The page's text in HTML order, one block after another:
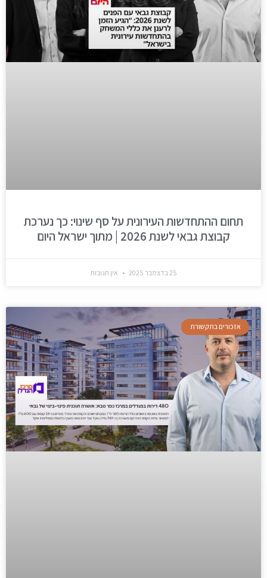
תחום ההתחדשות העירונית על סף שינוי: כך נערכת
קבוצת גבאי לשנת 2026 | מתוך ישראל היום
25 בדצמבר 2025 אין תגובות
אזכורים בתקשורת